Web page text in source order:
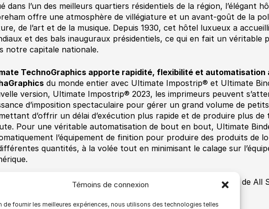
Témoins de connexion
de fournir les meilleures expériences, nous utilisons des technologies telles
dans l’un des meilleurs quartiers résidentiels de la région, l’élégant
offre une atmosphère de villégiature et un avant-goût de la
de l’art et de la musique. Depuis 1930, cet hôtel luxueux a
et des bals inauguraux présidentiels, ce qui en fait un véritable
notre capitale nationale.
TechnoGraphics apporte rapidité, flexibilité et automatisation
du monde entier avec Ultimate Impostrip® et Ultimate
version, Ultimate Impostrip® 2023, les imprimeurs peuvent
d’imposition spectaculaire pour gérer un grand volume de
d’offrir un délai d’exécution plus rapide et de produire plus de
Pour une véritable automatisation de bout en bout, Ultimate
l’équipement de finition pour produire des produits de
quantités, à la volée tout en minimisant le calage sur
Team sera représentée par Ted Vahey et John Callahan de All